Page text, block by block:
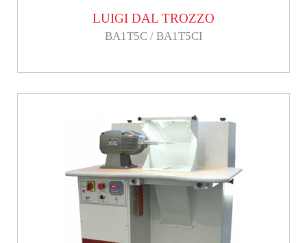
LUIGI DAL TROZZO
BA1T5C / BA1T5CI